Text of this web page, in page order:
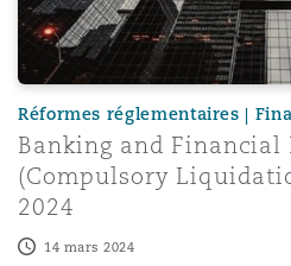
Réformes réglementaires |
Banking and
(Compulsory
2024
14 mars 2024